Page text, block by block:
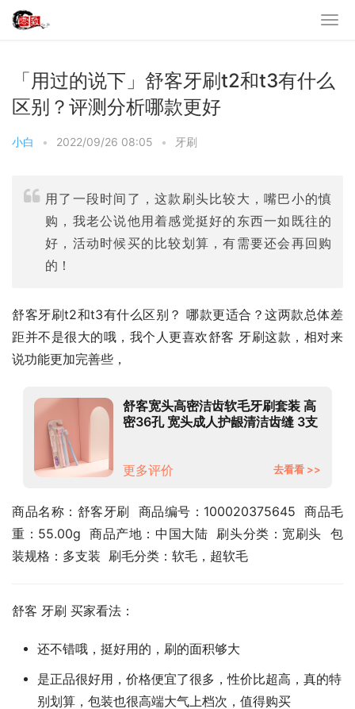
「用过的说下」舒客牙刷t2和t3有什么
区别？评测分析哪款更好
小白 • 2022/09/26 08:05 • 牙刷
用了一段时间了，这款刷头比较大，嘴巴小的慎
购，我老公说他用着感觉挺好的东西一如既往的
好，活动时候买的比较划算，有需要还会再回购
的！
舒客牙刷t2和t3有什么区别？ 哪款更适合？这两款总体差
距并不是很大的哦，我个人更喜欢舒客 牙刷这款，相对来
说功能更加完善些，
舒客宽头高密洁齿软毛牙刷套装 高
密36孔 宽头成人护龈清洁齿缝 3支
更多评价 去看看 >>
商品名称：舒客牙刷  商品编号：100020375645  商品毛
重：55.00g  商品产地：中国大陆  刷头分类：宽刷头  包
装规格：多支装  刷毛分类：软毛，超软毛
舒客 牙刷 买家看法：
还不错哦，挺好用的，刷的面积够大
是正品很好用，价格便宜了很多，性价比超高，真的特
别划算，包装也很高端大气上档次，值得购买